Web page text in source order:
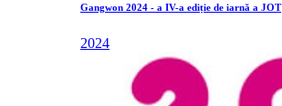
Gangwon 2024 - a IV-a ediție de iarnă a JOT
2024